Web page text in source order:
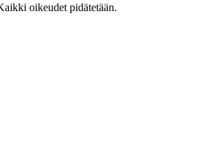
oikeudet pidätetään.